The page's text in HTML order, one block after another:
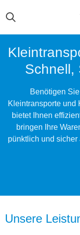
Zum
Hauptinhalt
springen
Schnell,
Benötigen
Kleintransporte und
bietet Ihnen
bringen Ihre
pünktlich und
Unsere